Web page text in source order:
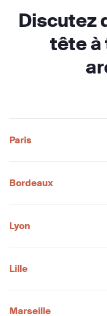
Discutez
tête à
Paris
Bordeaux
Lyon
Lille
Marseille